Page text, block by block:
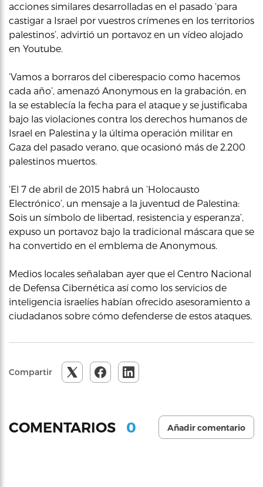
acciones similares desarrolladas en el pasado ‘para
castigar a Israel por vuestros crímenes en los territorios
palestinos’, advirtió un portavoz en un vídeo alojado
en Youtube.
‘Vamos a borraros del ciberespacio como hacemos
cada año’, amenazó Anonymous en la grabación, en
la se establecía la fecha para el ataque y se justificaba
bajo las violaciones contra los derechos humanos de
Israel en Palestina y la última operación militar en
Gaza del pasado verano, que ocasionó más de 2.200
palestinos muertos.
‘El 7 de abril de 2015 habrá un ‘Holocausto
Electrónico’, un mensaje a la juventud de Palestina:
Sois un símbolo de libertad, resistencia y esperanza’,
expuso un portavoz bajo la tradicional máscara que se
ha convertido en el emblema de Anonymous.
Medios locales señalaban ayer que el Centro Nacional
de Defensa Cibernética así como los servicios de
inteligencia israelíes habían ofrecido asesoramiento a
ciudadanos sobre cómo defenderse de estos ataques.
Compartir
COMENTARIOS 0 Añadir comentario